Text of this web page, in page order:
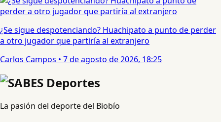
¿Se sigue despotenciando? Huachipato a punto de perder
a otro jugador que partiría al extranjero
Carlos Campos • 7 de agosto de 2026, 18:25
La pasión del deporte del Biobío